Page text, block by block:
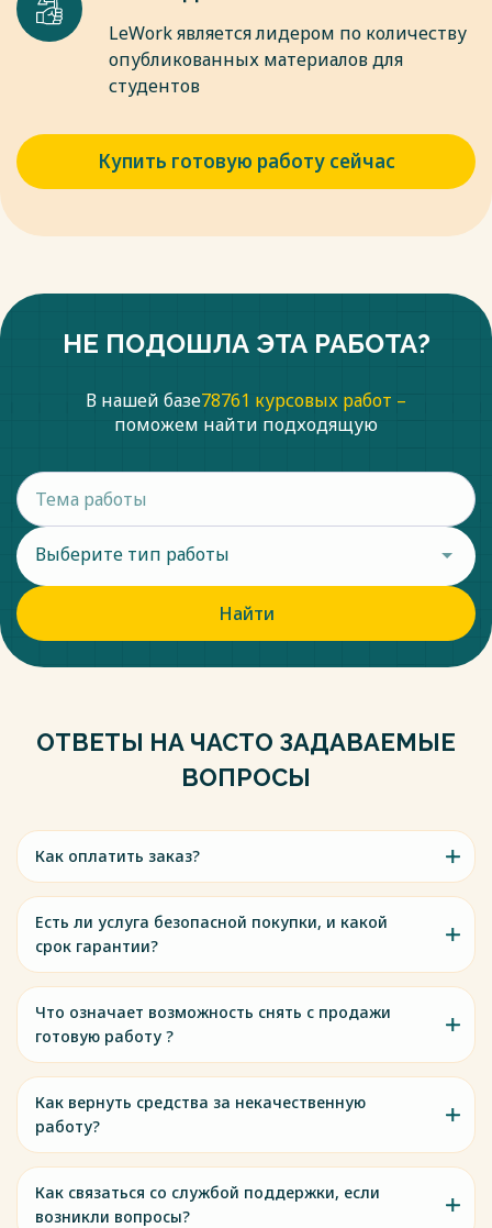
LeWork является лидером по количеству
опубликованных материалов для
студентов
Купить готовую работу сейчас
НЕ ПОДОШЛА ЭТА РАБОТА?
В нашей базе78761 курсовых работ –
поможем найти подходящую
Выберите тип работы
Найти
ОТВЕТЫ НА ЧАСТО ЗАДАВАЕМЫЕ
ВОПРОСЫ
Как оплатить заказ?
Есть ли услуга безопасной покупки, и какой
срок гарантии?
Что означает возможность снять с продажи
готовую работу ?
Как вернуть средства за некачественную
работу?
Как связаться со службой поддержки, если
возникли вопросы?